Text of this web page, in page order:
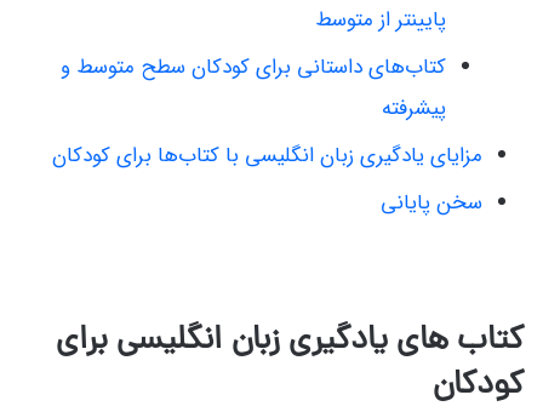
پایینتر از متوسط
کتاب‌های داستانی برای کودکان سطح متوسط و
پیشرفته
مزایای یادگیری زبان انگلیسی با کتاب‌ها برای کودکان
سخن پایانی
کتاب های یادگیری زبان انگلیسی برای
کودکان